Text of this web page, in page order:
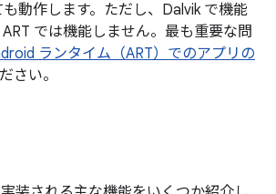
動作します。ただし、Dalvik で機能
では機能しません。最も重要な問
ランタイム（ART）でのアプリの
さい。